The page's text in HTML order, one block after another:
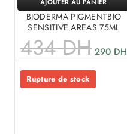
BIODERMA PIGMENTBIO
SENSITIVE AREAS 75ML
434DH 290 DH
Rupture de stock